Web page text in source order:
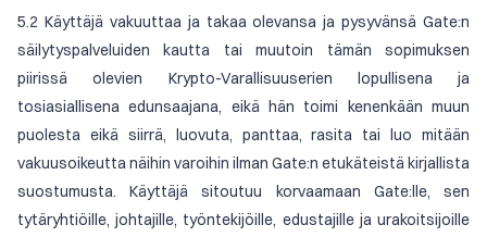
5.2 Käyttäjä vakuuttaa ja takaa olevansa ja pysyvänsä Gate:n
säilytyspalveluiden kautta tai muutoin tämän sopimuksen
piirissä olevien Krypto-Varallisuuserien lopullisena ja
tosiasiallisena edunsaajana, eikä hän toimi kenenkään muun
puolesta eikä siirrä, luovuta, panttaa, rasita tai luo mitään
vakuusoikeutta näihin varoihin ilman Gate:n etukäteistä kirjallista
suostumusta. Käyttäjä sitoutuu korvaamaan Gate:lle, sen
tytäryhtiöille, johtajille, työntekijöille, edustajille ja urakoitsijoille